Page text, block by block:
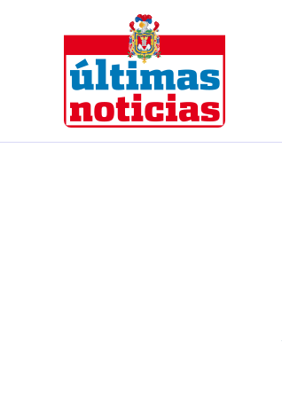
contenido